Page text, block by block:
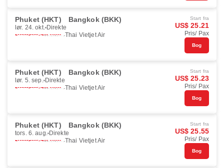
Phuket (HKT) Bangkok (BKK)
lør. 24. okt. Direkte
Thai Vietjet Air
Start fra
US$ 25.21
Pris/ Pax
Bog
Phuket (HKT) Bangkok (BKK)
lør. 5. sep. Direkte
Thai Vietjet Air
Start fra
US$ 25.23
Pris/ Pax
Bog
Phuket (HKT) Bangkok (BKK)
tors. 6. aug. Direkte
Thai Vietjet Air
Start fra
US$ 25.55
Pris/ Pax
Bog